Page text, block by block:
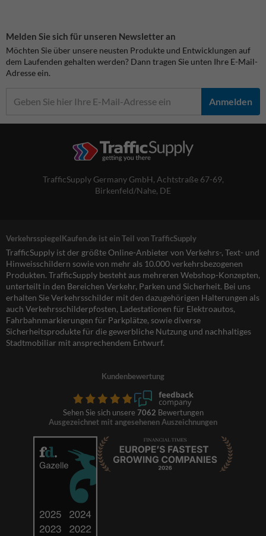
Melden Sie sich für unseren Newsletter an
Möchten Sie über unsere neusten Produkte und Entwicklungen auf
dem Laufenden gehalten werden? Dann tragen Sie unten Ihre E-Mail-
Adresse ein.
Anmelden
TrafficSupply Germany GmbH, Achtstraße 67-69,
Birkenfeld/Nahe, DE
VerkehrsspiegelKaufen.de ist ein Teil von TrafficSupply
TrafficSupply ist der größte Online-Anbieter von Verkehrs-, Text- und
Hinweisschildern sowie von mehr als 10.000 verkehrsbezogenen
Produkten. TrafficSupply besteht aus mehreren Webshop-Konzepten,
unterteilt in den Bereichen Verkehr, Parken und Sicherheit. Bei uns
erhalten Sie Verkehrsschilder mit den dazugehörigen Halterungen als
auch Verkehrsschilderpfosten, Ladestationen für Elektroautos,
Fahrbahnmarkierungen für Parkplätze, sowie diverse
Sicherheitsprodukte für die gewerbliche Nutzung und nachhaltiges
Stadtmobiliar mit ansprechendem Entwurf.
Kundenbewertung
Sehen Sie sich unsere 7062 Bewertungen
Ausgezeichnet mit angesehenen Auszeichnungen